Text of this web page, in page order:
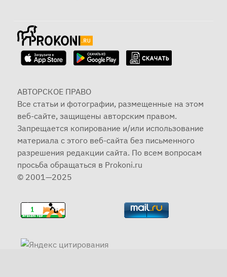
АВТОРСКОЕ ПРАВО
Все статьи и фотографии, размещенные на этом
веб-сайте, защищены авторским правом.
Запрещается копирование и/или использование
материала с этого веб-сайта без письменного
разрешения редакции сайта. По всем вопросам
просьба обращаться в Prokoni.ru
© 2001—2025